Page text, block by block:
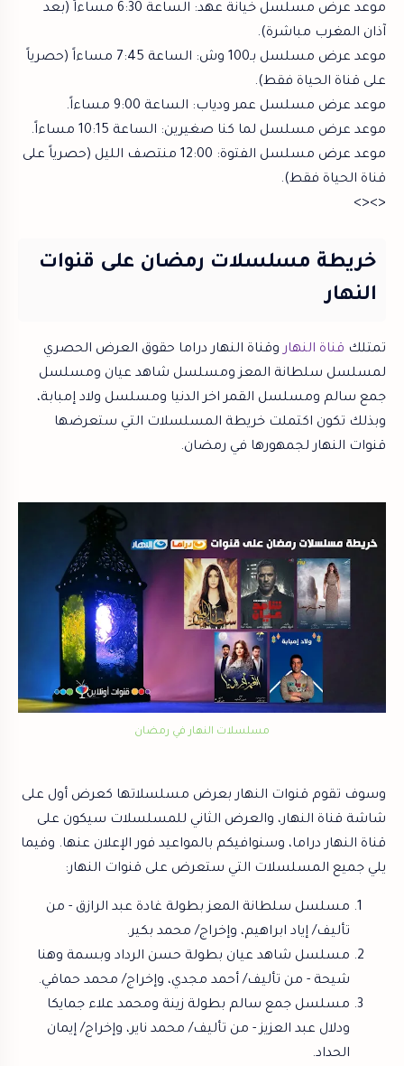
موعد عرض مسلسل خيانة عهد: الساعة 6:30 مساءاً (بعد
آذان المغرب مباشرة).
موعد عرض مسلسل بـ100 وش: الساعة 7:45 مساءاً (حصرياً
على قناة الحياة فقط).
موعد عرض مسلسل عمر ودياب: الساعة 9:00 مساءاً.
موعد عرض مسلسل لما كنا صغيرين: الساعة 10:15 مساءاً.
موعد عرض مسلسل الفتوة: 12:00 منتصف الليل (حصرياً على
قناة الحياة فقط).
<><>
خريطة مسلسلات رمضان على قنوات
النهار
تمتلك قناة النهاروقناة النهار دراما حقوق العرض الحصري
لمسلسل سلطانة المعز ومسلسل شاهد عيان ومسلسل
جمع سالم ومسلسل القمر اخر الدنيا ومسلسل ولاد إمبابة،
وبذلك تكون اكتملت خريطة المسلسلات التي ستعرضها
قنوات النهار لجمهورها في رمضان.
مسلسلات النهار في رمضان
وسوف تقوم قنوات النهار بعرض مسلسلاتها كعرض أول على
شاشة قناة النهار، والعرض الثاني للمسلسلات سيكون على
قناة النهار دراما، وسنوافيكم بالمواعيد فور الإعلان عنها. وفيما
يلي جميع المسلسلات التي ستعرض على قنوات النهار:
مسلسل سلطانة المعز بطولة غادة عبد الرازق - من
تأليف/ إياد ابراهيم، وإخراج/ محمد بكير.
مسلسل شاهد عيان بطولة حسن الرداد وبسمة وهنا
شيحة - من تأليف/ أحمد مجدي، وإخراج/ محمد حماقي.
مسلسل جمع سالم بطولة زينة ومحمد علاء جمايكا
ودلال عبد العزيز - من تأليف/ محمد ناير، وإخراج/ إيمان
الحداد.